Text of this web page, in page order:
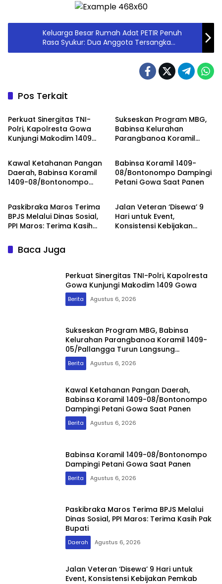
Keluarga Besar Rumah Adat PETIR Penuh
Rasa Syukur: Dua Anggota Tersangka
Peristiwa Kalibata Divonis Ringan dan
Pos Terkait
Berita
Perkuat Sinergitas TNI-
Polri, Kapolresta Gowa
Kunjungi Makodim 1409
Sukseskan Program MBG,
Babinsa Kelurahan
Parangbanoa Koramil
di Sekolah
Berita
Kawal Ketahanan Pangan
Daerah, Babinsa Koramil
1409-08/Bontonompo
Berita
Babinsa Koramil 1409-
08/Bontonompo Dampingi
Petani Gowa Saat Panen
Daerah
Paskibraka Maros Terima
BPJS Melalui Dinas Sosial,
PPI Maros: Terima Kasih
Berita
Jalan Veteran ‘Disewa’ 9
Hari untuk Event,
Konsistensi Kebijakan
Baca Juga
Perkuat Sinergitas TNI-Polri, Kapolresta
Gowa Kunjungi Makodim 1409 Gowa
Berita Agustus 6, 2026
Sukseskan Program MBG, Babinsa
Kelurahan Parangbanoa Koramil 1409-
05/Pallangga Turun Langsung
Pendampingan di Sekolah
Berita Agustus 6, 2026
Kawal Ketahanan Pangan Daerah,
Babinsa Koramil 1409-08/Bontonompo
Dampingi Petani Gowa Saat Panen
Berita Agustus 6, 2026
Babinsa Koramil 1409-08/Bontonompo
Dampingi Petani Gowa Saat Panen
Berita Agustus 6, 2026
Paskibraka Maros Terima BPJS Melalui
Dinas Sosial, PPI Maros: Terima Kasih Pak
Bupati
Daerah Agustus 6, 2026
Jalan Veteran ‘Disewa’ 9 Hari untuk
Event, Konsistensi Kebijakan Pemkab